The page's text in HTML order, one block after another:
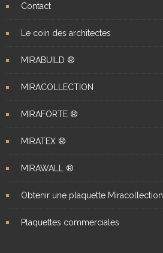
Contact
Le coin des architectes
MIRABUILD ®
MIRACOLLECTION
MIRAFORTE ®
MIRATEX ®
MIRAWALL ®
Obtenir une plaquette Miracollection
Plaquettes commerciales